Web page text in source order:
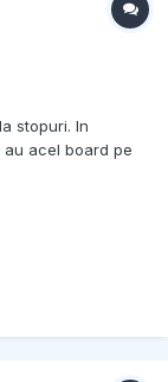
stopuri. In
acel board pe
cu socluri.
pe...